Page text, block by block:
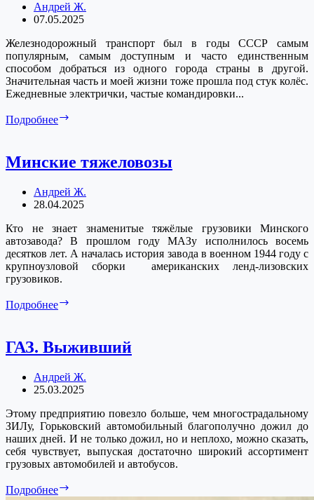
Андрей Ж.
07.05.2025
Железнодорожный транспорт был в годы СССР самым
популярным, самым доступным и часто единственным
способом добраться из одного города страны в другой.
Значительная часть и моей жизни тоже прошла под стук колёс.
Ежедневные электрички, частые командировки...
Подробнее
Минские тяжеловозы
Андрей Ж.
28.04.2025
Кто не знает знаменитые тяжёлые грузовики Минского
автозавода? В прошлом году МАЗу исполнилось восемь
десятков лет. А началась история завода в военном 1944 году с
крупноузловой сборки американских ленд-лизовских
грузовиков.
Подробнее
ГАЗ. Выживший
Андрей Ж.
25.03.2025
Этому предприятию повезло больше, чем многострадальному
ЗИЛу, Горьковский автомобильный благополучно дожил до
наших дней. И не только дожил, но и неплохо, можно сказать,
себя чувствует, выпуская достаточно широкий ассортимент
грузовых автомобилей и автобусов.
Подробнее